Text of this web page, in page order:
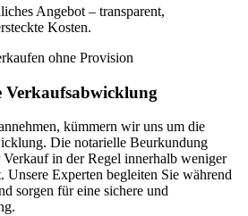
Angebot – transparent,
Kosten.
Verkaufsabwicklung
kümmern wir uns um die
Die notarielle Beurkundung
Verkauf in der Regel innerhalb weniger
Unsere Experten begleiten Sie während
sorgen für eine sichere und